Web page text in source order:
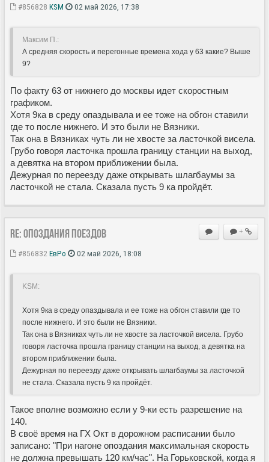
#856828 KSM 02 май 2026, 17:38
Максим П.:
А средняя скорость и перегонные времена хода у 63 какие? Выше
9?
По факту 63 от нижнего до москвы идет скоростным
графиком.
Хотя 9ка в среду опаздывала и ее тоже на обгон ставили
где то после нижнего. И это были не Вязники.
Так она в Вязниках чуть ли не хвосте за ласточкой висела.
Грубо говоря ласточка прошла границу станции на выход,
а девятка на втором приближении была.
Дежурная по переезду даже открывать шлагбаумы за
ласточкой не стала. Сказала пусть 9 ка пройдёт.
+
Re: Опоздания поездов
#856832 ЕвРо 02 май 2026, 18:08
KSM:
Хотя 9ка в среду опаздывала и ее тоже на обгон ставили где то
после нижнего. И это были не Вязники.
Так она в Вязниках чуть ли не хвосте за ласточкой висела. Грубо
говоря ласточка прошла границу станции на выход, а девятка на
втором приближении была.
Дежурная по переезду даже открывать шлагбаумы за ласточкой
не стала. Сказала пусть 9 ка пройдёт.
Такое вполне возможно если у 9-ки есть разрешение на
140.
В своё время на ГХ Окт в дорожном расписании было
записано: "При нагоне опоздания максимальная скорость
не должна превышать 120 км/час". На Горьковской, когда я